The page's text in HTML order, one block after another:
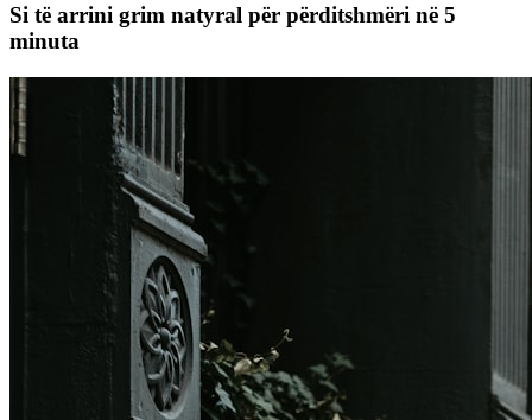
Si të arrini grim natyral për përditshmëri në 5
minuta